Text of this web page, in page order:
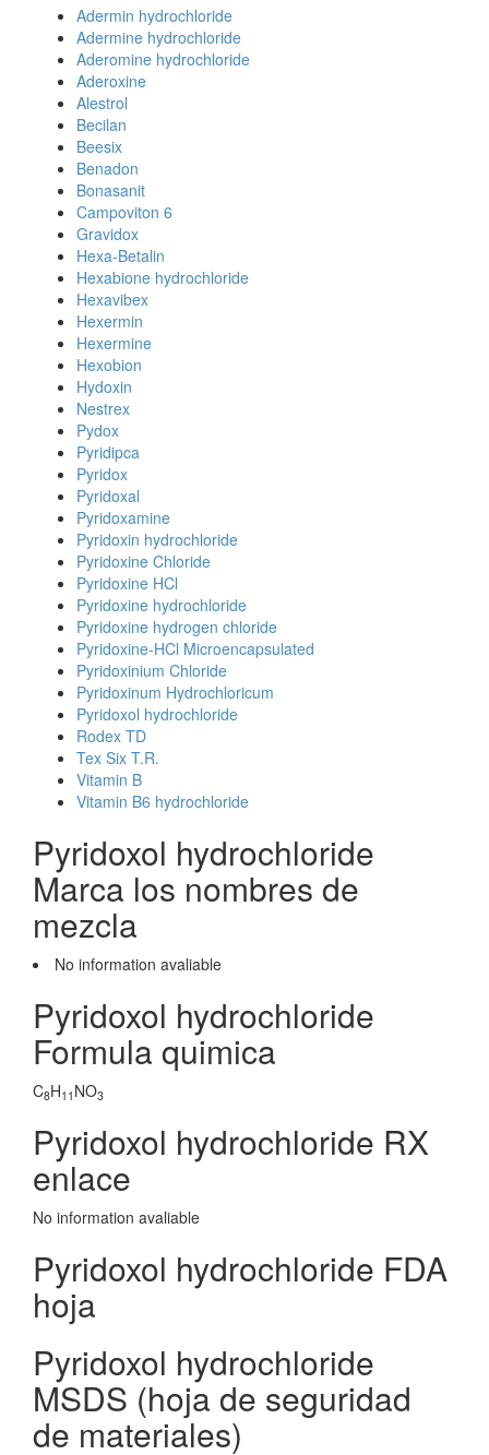
Adermin hydrochloride
Adermine hydrochloride
Aderomine hydrochloride
Aderoxine
Alestrol
Becilan
Beesix
Benadon
Bonasanit
Campoviton 6
Gravidox
Hexa-Betalin
Hexabione hydrochloride
Hexavibex
Hexermin
Hexermine
Hexobion
Hydoxin
Nestrex
Pydox
Pyridipca
Pyridox
Pyridoxal
Pyridoxamine
Pyridoxin hydrochloride
Pyridoxine Chloride
Pyridoxine HCl
Pyridoxine hydrochloride
Pyridoxine hydrogen chloride
Pyridoxine-HCl Microencapsulated
Pyridoxinium Chloride
Pyridoxinum Hydrochloricum
Pyridoxol hydrochloride
Rodex TD
Tex Six T.R.
Vitamin B
Vitamin B6 hydrochloride
Pyridoxol hydrochloride
Marca los nombres de
mezcla
No information avaliable
Pyridoxol hydrochloride
Formula quimica
C8H11 NO3
Pyridoxol hydrochloride RX
enlace
No information avaliable
Pyridoxol hydrochloride FDA
hoja
Pyridoxol hydrochloride
MSDS (hoja de seguridad
de materiales)